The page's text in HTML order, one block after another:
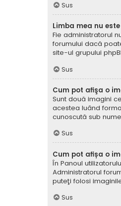
Sus
Limba mea nu
Fie administratorul
forumului dacă
site-ul grupului
Sus
Cum pot afişa o
Sunt două imagini
acestea luând
cunoscută sub
Sus
Cum pot afișa o
În Panoul
Administratorul
puteţi folosi
Sus